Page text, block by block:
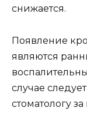
снижается.
Появление
являются
случае
стоматологу